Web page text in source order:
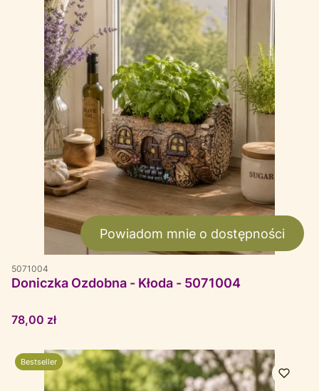
Powiadom mnie o dostępności
5071004
Doniczka Ozdobna - Kłoda - 5071004
Cena
78,00 zł
Bestseller